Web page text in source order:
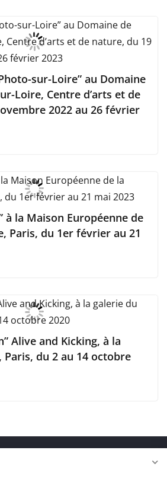
sur-Loire” au Domaine
Loire, Centre d’arts et de
2022 au 26 février
à la Maison Européenne de
Paris, du 1er février au 21
Alive and Kicking, à la
Paris, du 2 au 14 octobre